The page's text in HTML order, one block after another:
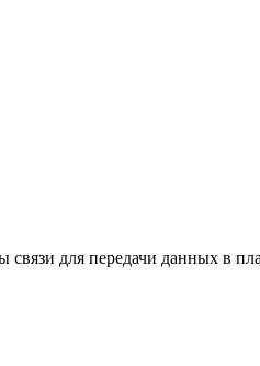
для передачи данных в